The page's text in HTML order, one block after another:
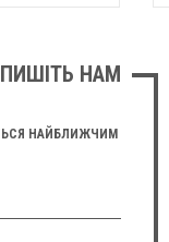
НАМ
НАЙБЛИЖЧИМ